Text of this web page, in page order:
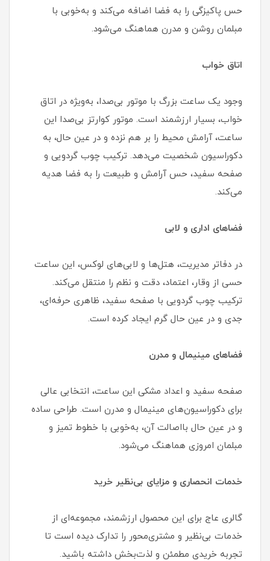
حس پاکیزگی را به فضا اضافه می‌کند و به‌خوبی با
مبلمان روشن و مدرن هماهنگ می‌شود.
اتاق خواب
وجود یک ساعت بزرگ با موتور بی‌صدا، به‌ویژه در اتاق
خواب، بسیار ارزشمند است. موتور کوارتز بی‌صدا این
ساعت، آرامش محیط را بر هم نزده و در عین حال، به
دکوراسیون شخصیت می‌دهد. ترکیب چوب گردویی و
صفحه سفید، حس آرامش و طبیعت را به فضا هدیه
می‌کند.
فضاهای اداری و لابی
در دفاتر مدیریت، هتل‌ها و لابی‌های لوکس، این ساعت
حسی از وقار، اعتماد، دقت و نظم را منتقل می‌کند.
ترکیب چوب گردویی با صفحه سفید، ظاهری حرفه‌ای،
جدی و در عین حال گرم ایجاد کرده است.
فضاهای مینیمال و مدرن
صفحه سفید و اعداد مشکی این ساعت، انتخابی عالی
برای دکوراسیون‌های مینیمال و مدرن است. طراحی ساده
و در عین حال بااصالت آن، به‌خوبی با خطوط تمیز و
مبلمان امروزی هماهنگ می‌شود.
خدمات انحصاری و مزایای بی‌نظیر خرید
گالری عاج برای این محصول ارزشمند، مجموعه‌ای از
خدمات بی‌نظیر و مشتری‌محور را تدارک دیده است تا
تجربه خریدی مطمئن و لذت‌بخش داشته باشید.